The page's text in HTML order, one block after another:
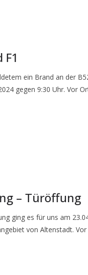
ein Brand an der
gegen 9:30 Uhr. Vor
– Türöffung
ging es für uns am
von Altenstadt.